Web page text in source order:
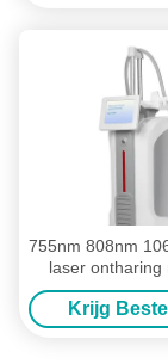
755nm 808nm
laser ontharing
permanente
machine
Krijg